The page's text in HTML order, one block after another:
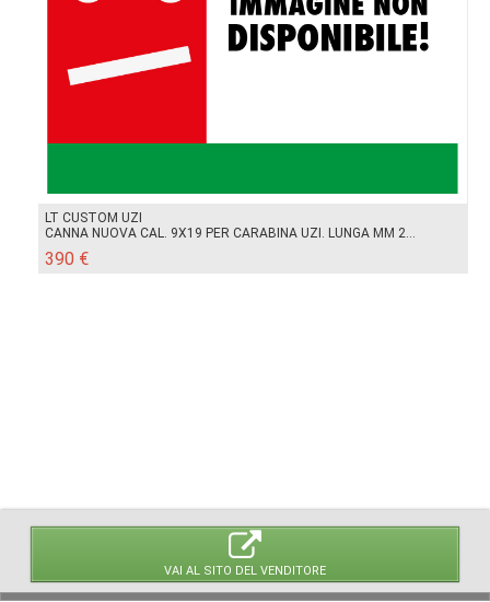
VAI AL SITO DEL VENDITORE
LT CUSTOM UZI
CANNA NUOVA CAL. 9X19 PER CARABINA UZI. LUNGA MM 2...
390 €